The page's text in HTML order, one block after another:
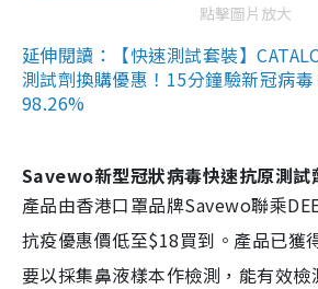
點擊圖片放大
延伸閱讀：【快速測試套裝】
測試劑換購優惠！15分鐘驗新冠病
98.26%
Savewo新型冠狀病毒快速抗原測試
產品由香港口罩品牌Savewo聯乘
抗疫優惠價低至$18買到。產品已獲
要以採集鼻液樣本作檢測，能有效